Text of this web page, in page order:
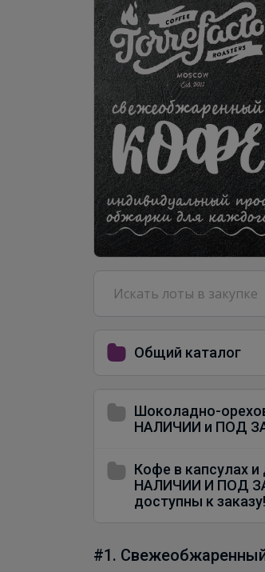
Общий каталог
Шоколадно-
НАЛИЧИИ и ПОД
Кофе в капсулах и
НАЛИЧИИ И ПОД
доступны к заказу!
#1.